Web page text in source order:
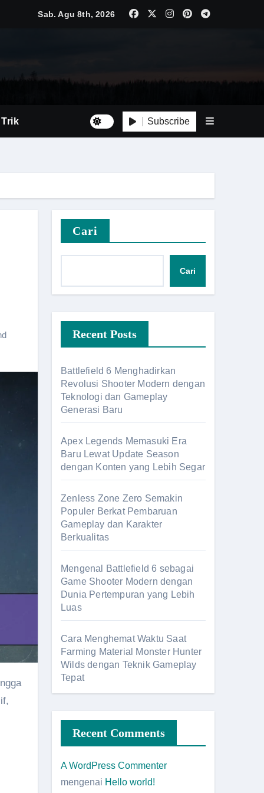
Sab. Agu 8th, 2026
Subscribe
Cari
Cari
Recent Posts
Battlefield 6 Menghadirkan
Revolusi Shooter Modern dengan
Teknologi dan Gameplay
Generasi Baru
Apex Legends Memasuki Era
Baru Lewat Update Season
dengan Konten yang Lebih Segar
Zenless Zone Zero Semakin
Populer Berkat Pembaruan
Gameplay dan Karakter
Berkualitas
Mengenal Battlefield 6 sebagai
Game Shooter Modern dengan
Dunia Pertempuran yang Lebih
Luas
Cara Menghemat Waktu Saat
Farming Material Monster Hunter
Wilds dengan Teknik Gameplay
Tepat
Recent Comments
A WordPress Commenter
mengenai Hello world!